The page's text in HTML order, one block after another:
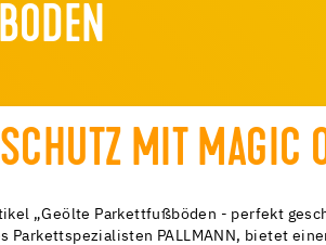
MIT MAGIC
„Geölte Parkettfußböden - perfekt
Parkettspezialisten PALLMANN, bietet